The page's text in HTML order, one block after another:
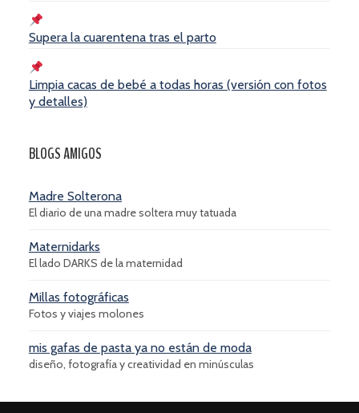
Supera la cuarentena tras el parto
Limpia cacas de bebé a todas horas (versión con fotos
y detalles)
BLOGS AMIGOS
Madre Solterona
El diario de una madre soltera muy tatuada
Maternidarks
El lado DARKS de la maternidad
Millas fotográficas
Fotos y viajes molones
mis gafas de pasta ya no están de moda
diseño, fotografía y creatividad en minúsculas